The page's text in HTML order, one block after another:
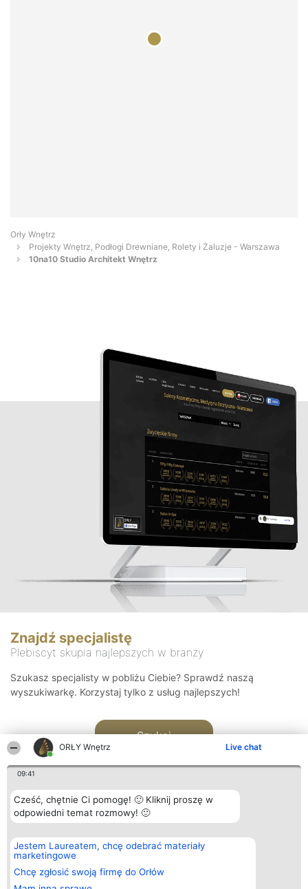
ORŁY Wnętrz Live chat
09:41
Cześć, chętnie Ci pomogę! 🙂 Kliknij proszę w
odpowiedni temat rozmowy! 🙂
Jestem Laureatem, chcę odebrać materiały
marketingowe
Chcę zgłosić swoją firmę do Orłów
Orły Wnętrz
Projekty Wnętrz, Podłogi Drewniane, Rolety i Żaluzje - Warszawa
10na10 Studio Architekt Wnętrz
Znajdź specjalistę
Plebiscyt skupia najlepszych w branży
Szukasz specjalisty w pobliżu Ciebie? Sprawdź naszą
wyszukiwarkę. Korzystaj tylko z usług najlepszych!
Szukaj
Organizator plebiscytu
Bright Side Solutions sp. z o.
o. sp. k.
ul. Ruska 22
Wrocław 50-079
Plebiscyt
Laureaci
wszystkich
Laureatów
Kontakt
Kontakt